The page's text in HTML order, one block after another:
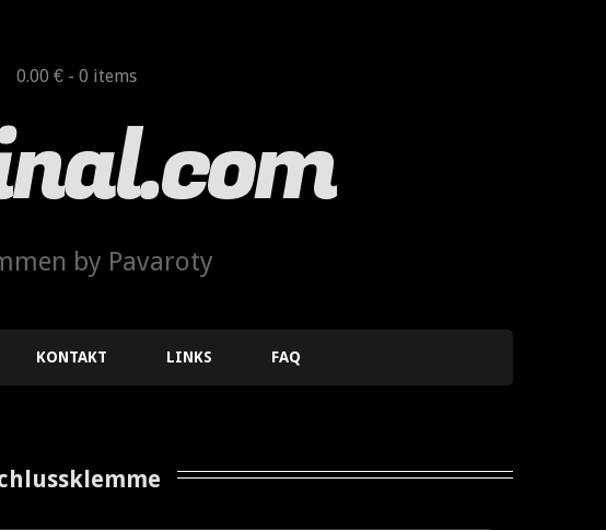
0.00 € - 0 items
by Pavaroty
KONTAKT LINKS FAQ